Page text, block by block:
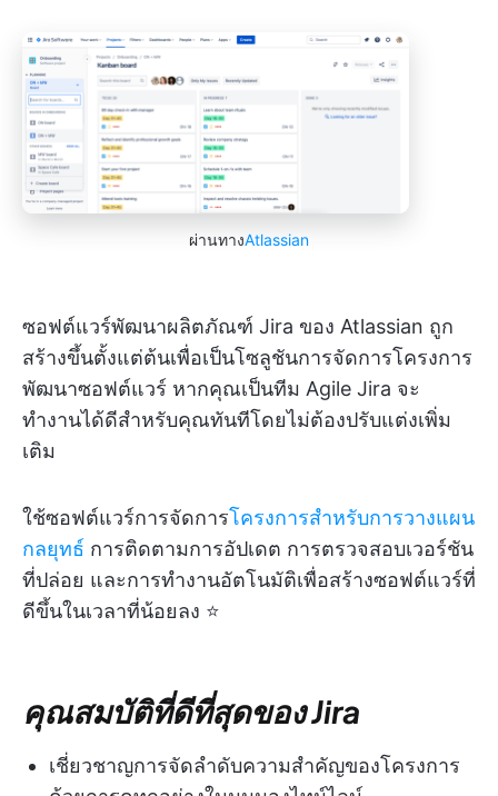
ผ่านทางAtlassian
ซอฟต์แวร์พัฒนาผลิตภัณฑ์ Jira ของ Atlassian ถูก
สร้างขึ้นตั้งแต่ต้นเพื่อเป็นโซลูชันการจัดการโครงการ
พัฒนาซอฟต์แวร์ หากคุณเป็นทีม Agile Jira จะ
ทำงานได้ดีสำหรับคุณทันทีโดยไม่ต้องปรับแต่งเพิ่ม
เติม
ใช้ซอฟต์แวร์การจัดการโครงการสำหรับการวางแผน
กลยุทธ์ การติดตามการอัปเดต การตรวจสอบเวอร์ชัน
ที่ปล่อย และการทำงานอัตโนมัติเพื่อสร้างซอฟต์แวร์ที่
ดีขึ้นในเวลาที่น้อยลง ⭐
คุณสมบัติที่ดีที่สุดของ Jira
เชี่ยวชาญการจัดลำดับความสำคัญของโครงการ